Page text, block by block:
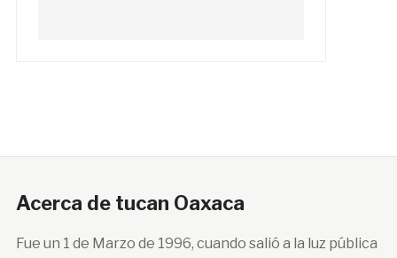
Acerca de tucan Oaxaca
Fue un 1 de Marzo de 1996, cuando salió a la luz pública